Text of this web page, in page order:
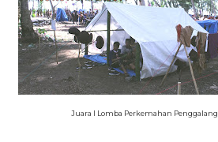
Juara I Lomba Perkemahan Penggalang